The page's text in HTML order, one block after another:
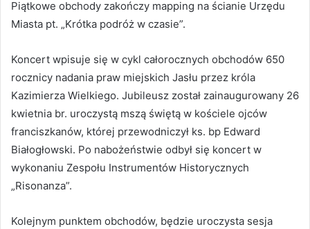
Piątkowe obchody zakończy mapping na ścianie Urzędu
Miasta pt. „Krótka podróż w czasie”.
Koncert wpisuje się w cykl całorocznych obchodów 650
rocznicy nadania praw miejskich Jasłu przez króla
Kazimierza Wielkiego. Jubileusz został zainaugurowany 26
kwietnia br. uroczystą mszą świętą w kościele ojców
franciszkanów, której przewodniczył ks. bp Edward
Białogłowski. Po nabożeństwie odbył się koncert w
wykonaniu Zespołu Instrumentów Historycznych
„Risonanza”.
Kolejnym punktem obchodów, będzie uroczysta sesja